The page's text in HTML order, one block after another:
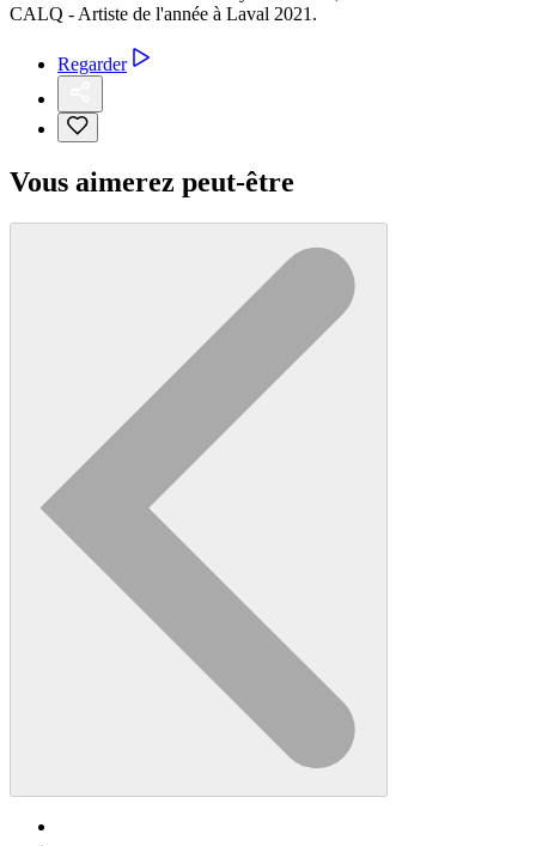
CALQ - Artiste de l'année à Laval 2021.
Regarder
Vous aimerez peut-être